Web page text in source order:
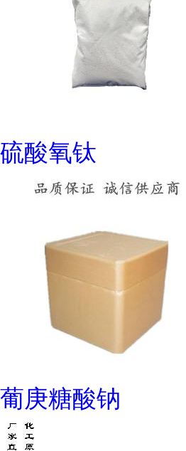
硫酸氧钛
葡庚糖酸钠